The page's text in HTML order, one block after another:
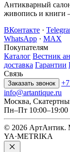
Антикварный
живопись и книги
ВКонтакте ·
WhatsApp · MAX
Покупателям
Каталог Вестник
доставка Гарантии
Связь
Заказать звонок
info@artantique.ru
Москва,
Пн–Пт 10:00–19:00
© 2026 АртАнтик.
YA·METRIKA